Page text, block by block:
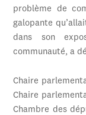
problème de
galopante
dans son
communauté, a
Chaire
Chaire
Chambre des